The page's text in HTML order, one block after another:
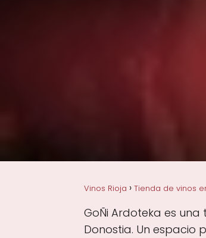
Vinos Rioja Tienda de vinos
GoÑi Ardoteka es una
Donostia. Un espacio